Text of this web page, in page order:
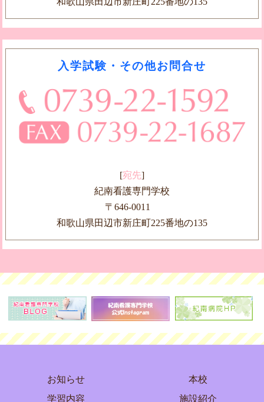
入学試験・その他お問合せ
[宛先]
紀南看護専門学校
〒646-0011
和歌山県田辺市新庄町225番地の135
お知らせ
本校
学習内容
施設紹介